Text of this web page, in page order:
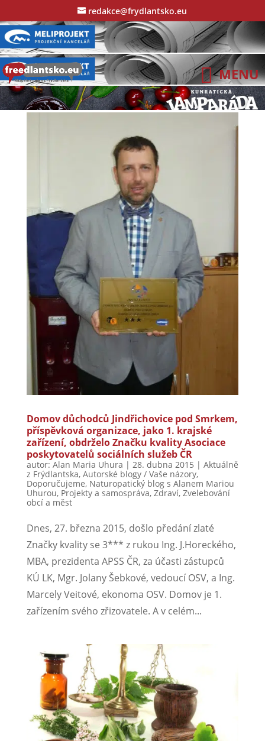
redakce@frydlantsko.eu
Domov důchodců Jindřichovice pod Smrkem,
příspěvková organizace, jako 1. krajské
zařízení, obdrželo Značku kvality Asociace
poskytovatelů sociálních služeb ČR
autor: Alan Maria Uhura | 28. dubna 2015 | Aktuálně
z Frýdlantska, Autorské blogy / Vaše názory,
Doporučujeme, Naturopatický blog s Alanem Mariou
Uhurou, Projekty a samospráva, Zdraví, Zvelebování
obcí a měst
Dnes, 27. března 2015, došlo předání zlaté
Značky kvality se 3*** z rukou Ing. J.Horeckého,
MBA, prezidenta APSS ČR, za účasti zástupců
KÚ LK, Mgr. Jolany Šebkové, vedoucí OSV, a Ing.
Marcely Veitové, ekonoma OSV. Domov je 1.
zařízením svého zřizovatele. A v celém...